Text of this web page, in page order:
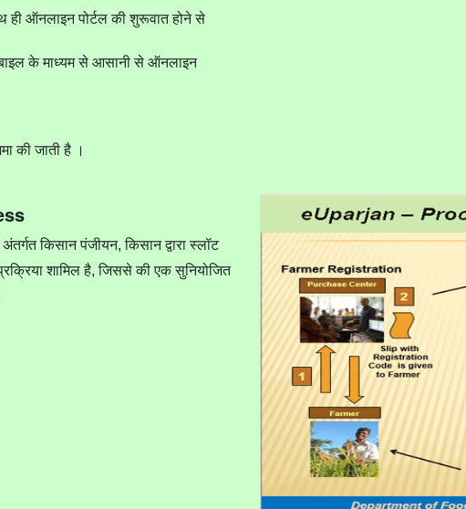
ऑनलाइन पोर्टल की शुरूवात होने से
के माध्यम से आसानी से ऑनलाइन
की जाती है ।
किसान पंजीयन, किसान द्वारा स्लॉट
शामिल है, जिससे की एक सुनियोजित